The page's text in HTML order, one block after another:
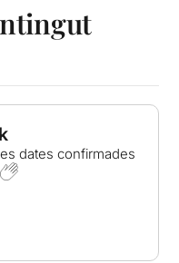
dates confirmades